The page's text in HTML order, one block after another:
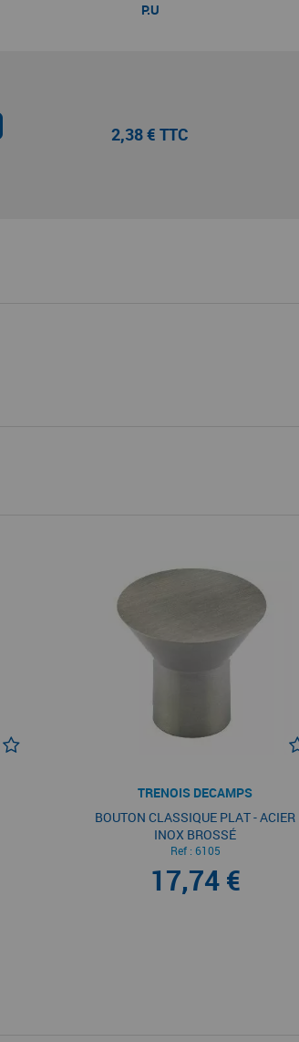
P.U
2,38 € TTC
TRENOIS DECAMPS
BOUTON CLASSIQUE PLAT - ACIER
INOX BROSSÉ
Ref : 6105
17,74 €